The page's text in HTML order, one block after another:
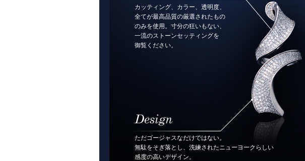
カッティング、カラー、透明度、
全てが最高品質の厳選されたもの
のみを使用。寸分の狂いもない、
一流のストーンセッティングを
御覧ください。
ただゴージャスなだけではない。
無駄をそぎ落とし、洗練されたニューヨークらしい
感度の高いデザイン。